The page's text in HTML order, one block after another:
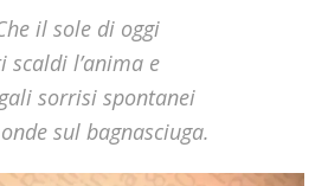
il sole di oggi
scaldi l’anima e
sorrisi spontanei
sul bagnasciuga.